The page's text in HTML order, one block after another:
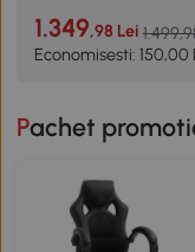
1.349,98 Lei
Economisesti: 150,00
Pachet